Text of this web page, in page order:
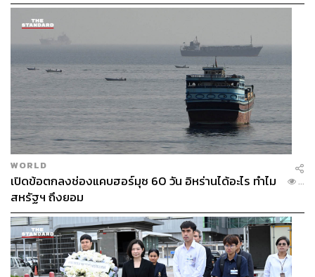
WORLD
เปิดข้อตกลงช่องแคบฮอร์มุซ 60 วัน อิหร่านได้อะไร ทำไม
สหรัฐฯ ถึงยอม
...